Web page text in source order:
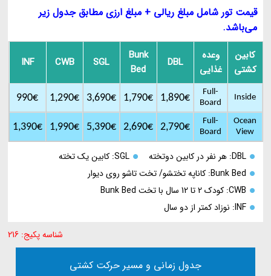
قیمت تور شامل مبلغ ریالی + مبلغ ارزی مطابق جدول زیر
می‌باشد.
کابین
کشتی
وعده
غذایی
DBL
Bunk
Bed
SGL
CWB
INF
Inside
Full-
Board
1,890€
1,790€
3,690€
1,290€
990€
Ocean
View
Full-
Board
2,790€
2,690€
5,390€
1,990€
1,390€
DBL: هر نفر در کابین دوتخته
SGL: کابین یک تخته
Bunk Bed: کاناپه تختشو/ تخت تاشو روی دیوار
CWB: کودک 2 تا 12 سال با تخت Bunk Bed
INF: نوزاد کمتر از دو سال
شناسه پکیج: 216
جدول زمانی و مسیر حرکت کشتی